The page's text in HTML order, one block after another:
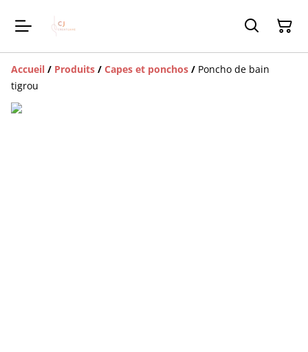
Accueil / Produits / Capes et ponchos / Poncho de bain
tigrou